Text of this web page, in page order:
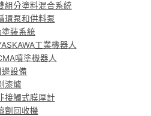
組分塗料混合系統
環泵和供料泵
裝系統
工業機器人
噴塗機器人
設備
漆爐
接觸式膜厚計
劑回收機